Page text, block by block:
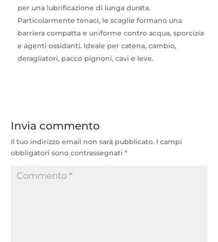
per una lubrificazione di lunga durata.
Particolarmente tenaci, le scaglie formano una
barriera compatta e uniforme contro acqua, sporcizia
e agenti ossidanti. Ideale per catena, cambio,
deragliatori, pacco pignoni, cavi e leve.
Invia commento
Il tuo indirizzo email non sarà pubblicato. I campi
obbligatori sono contrassegnati*